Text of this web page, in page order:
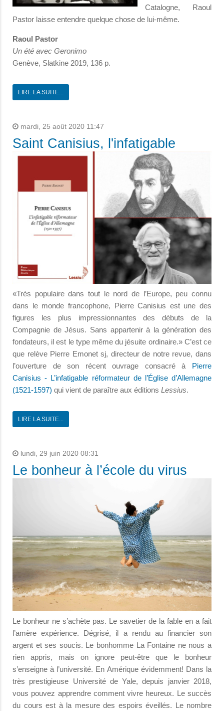
Catalogne, Raoul
Pastor laisse entendre quelque chose de lui-même.
Raoul Pastor
Un été avec Geronimo
Genève, Slatkine 2019, 136 p.
LIRE LA SUITE...
mardi, 25 août 2020 11:47
Saint Canisius, l'infatigable
«Très populaire dans tout le nord de l’Europe, peu connu
dans le monde francophone, Pierre Canisius est une des
figures les plus impressionnantes des débuts de la
Compagnie de Jésus. Sans appartenir à la génération des
fondateurs, il est le type même du jésuite ordinaire.» C’est ce
que relève Pierre Emonet sj, directeur de notre revue, dans
l’ouverture de son récent ouvrage consacré à Pierre
Canisius - L’infatigable réformateur de l’Église d’Allemagne
(1521-1597) qui vient de paraître aux éditions Lessius.
LIRE LA SUITE...
lundi, 29 juin 2020 08:31
Le bonheur à l’école du virus
Le bonheur ne s’achète pas. Le savetier de la fable en a fait
l’amère expérience. Dégrisé, il a rendu au financier son
argent et ses soucis. Le bonhomme La Fontaine ne nous a
rien appris, mais on ignore peut-être que le bonheur
s’enseigne à l’université. En Amérique évidemment! Dans la
très prestigieuse Université de Yale, depuis janvier 2018,
vous pouvez apprendre comment vivre heureux. Le succès
du cours est à la mesure des espoirs éveillés. Le nombre